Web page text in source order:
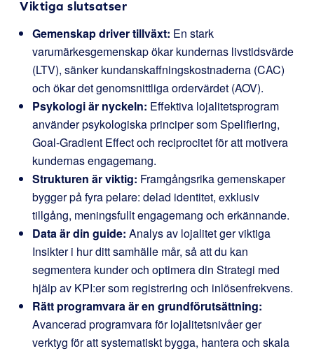
Viktiga slutsatser
Gemenskap driver tillväxt: En stark
varumärkesgemenskap ökar kundernas livstidsvärde
(LTV), sänker kundanskaffningskostnaderna (CAC)
och ökar det genomsnittliga ordervärdet (AOV).
Psykologi är nyckeln: Effektiva lojalitetsprogram
använder psykologiska principer som Spelifiering,
Goal-Gradient Effect och reciprocitet för att motivera
kundernas engagemang.
Strukturen är viktig: Framgångsrika gemenskaper
bygger på fyra pelare: delad identitet, exklusiv
tillgång, meningsfullt engagemang och erkännande.
Data är din guide: Analys av lojalitet ger viktiga
Insikter i hur ditt samhälle mår, så att du kan
segmentera kunder och optimera din Strategi med
hjälp av KPI:er som registrering och inlösenfrekvens.
Rätt programvara är en grundförutsättning:
Avancerad programvara för lojalitetsnivåer ger
verktyg för att systematiskt bygga, hantera och skala